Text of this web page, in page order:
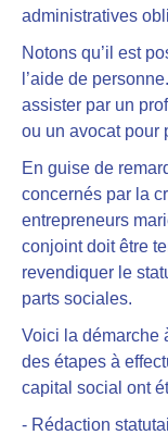
administratives
Notons qu’il est
l’aide de
assister par un
ou un avocat pour
En guise de
concernés par la
entrepreneurs
conjoint doit être
revendiquer le
parts sociales.
Voici la démarche
des étapes à
capital social ont
- Rédaction